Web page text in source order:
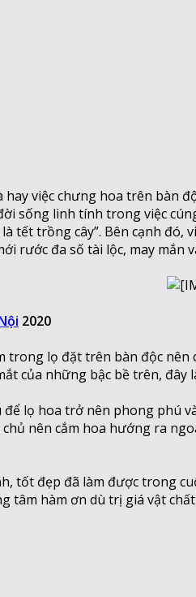
việc chưng hoa trên bàn
sống linh tính trong việc
tết trồng cây”. Bên cạnh
rước đa số tài lộc, may
2020
lọ đặt trên bàn độc
của những bậc bề trên, đây
lọ hoa trở nên phong phú
nên cắm hoa hướng ra
tốt đẹp đã làm được trong
tâm hàm ơn dù trị giá vật